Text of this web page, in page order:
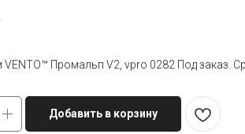
Промальп V2, vpro 0282 Под заказ.
Добавить в корзину